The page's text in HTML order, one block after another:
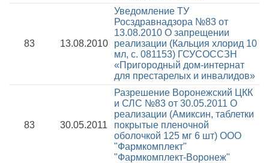
83 13.08.2010
Уведомление ТУ
Росздравнадзора №83 от
13.08.2010 О запрещении
реализации (Кальция хлорид 10
мл, с. 081153) ГСУСОССЗН
«Пригородный дом-интернат
для престарелых и инвалидов»
83 30.05.2011
Разрешение Воронежский ЦКК
и СЛС №83 от 30.05.2011 О
реализации (Амиксин, таблетки
покрытые пленочной
оболочкой 125 мг 6 шт) ООО
"Фармкомплект"
"Фармкомплект-Воронеж"